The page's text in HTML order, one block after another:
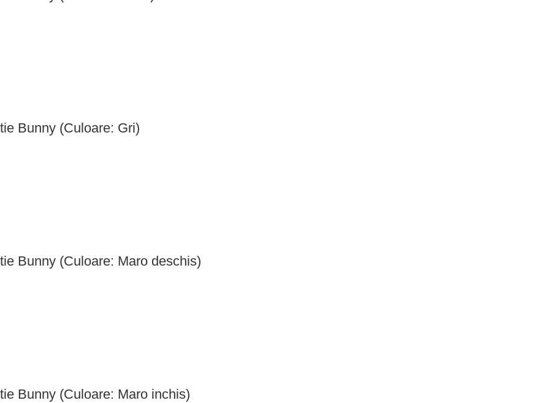
Bunny (Culoare: Gri)
Bunny (Culoare: Maro deschis)
Bunny (Culoare: Maro inchis)